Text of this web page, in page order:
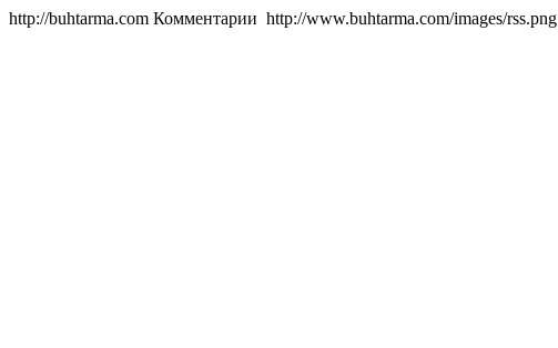
http://buhtarma.com Комментарии http://www.buhtarma.com/images/rss.png